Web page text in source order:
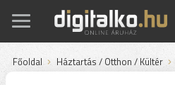
Főoldal Háztartás / Otthon / Kültér